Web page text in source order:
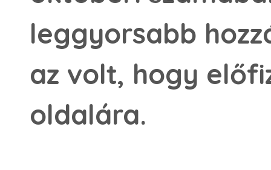
leggyorsabb
az volt, hogy
oldalára.